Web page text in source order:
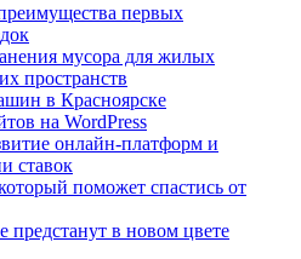
первых
мусора для жилых
пространств
в Красноярске
на WordPress
онлайн-платформ и
ставок
поможет спастись от
предстанут в новом цвете